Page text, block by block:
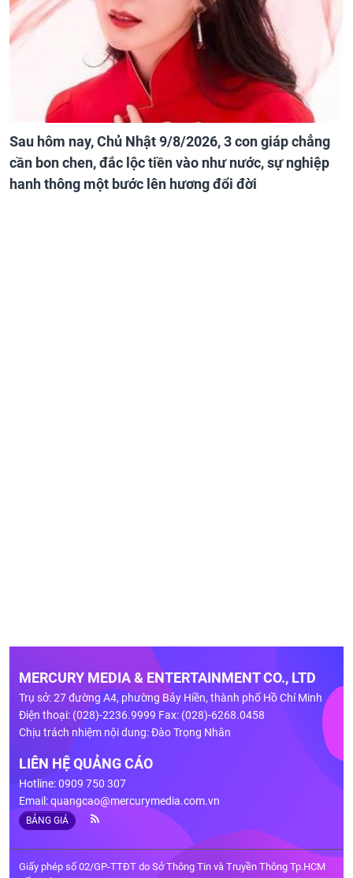
Sau hôm nay, Chủ Nhật 9/8/2026, 3 con giáp chẳng
cần bon chen, đắc lộc tiền vào như nước, sự nghiệp
hanh thông một bước lên hương đổi đời
MERCURY MEDIA & ENTERTAINMENT CO., LTD
Trụ sở: 27 đường A4, phường Bảy Hiền, thành phố Hồ Chí Minh
Điện thoại: (028)-2236.9999 Fax: (028)-6268.0458
Chịu trách nhiệm nội dung: Đào Trọng Nhân
LIÊN HỆ QUẢNG CÁO
Hotline: 0909 750 307
Email:quangcao@mercurymedia.com.vn
BẢNG GIÁ
Giấy phép số 02/GP-TTĐT do Sở Thông Tin và Truyền Thông Tp.HCM